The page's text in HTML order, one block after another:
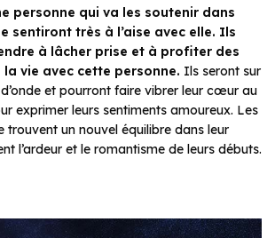
personne qui va les soutenir dans
sentiront très à l’aise avec elle. Ils
à lâcher prise et à profiter des
vie avec cette personne. Ils seront sur
et pourront faire vibrer leur cœur au
exprimer leurs sentiments amoureux. Les
trouvent un nouvel équilibre dans leur
l’ardeur et le romantisme de leurs débuts.